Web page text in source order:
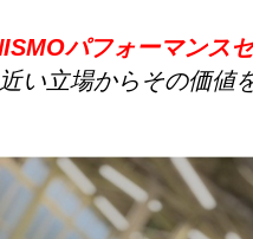
パフォーマンス
い立場からその価値